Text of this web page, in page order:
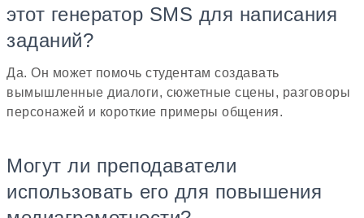
этот генератор SMS для написания
заданий?
Да. Он может помочь студентам создавать
вымышленные диалоги, сюжетные сцены, разговоры
персонажей и короткие примеры общения.
Могут ли преподаватели
использовать его для повышения